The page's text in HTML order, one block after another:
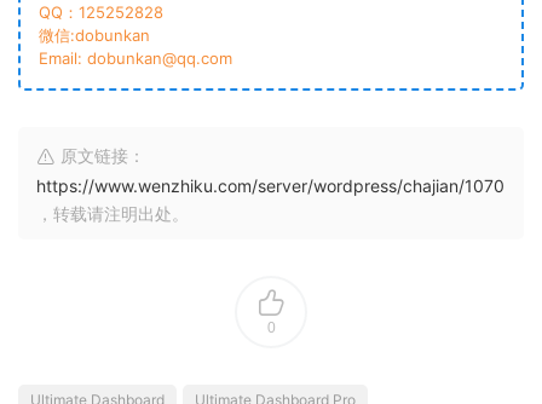
QQ：125252828
微信:dobunkan
Email: dobunkan@qq.com
原文链接：
https://www.wenzhiku.com/server/wordpress/chajian/1070
，转载请注明出处。
0
Ultimate Dashboard
Ultimate Dashboard Pro